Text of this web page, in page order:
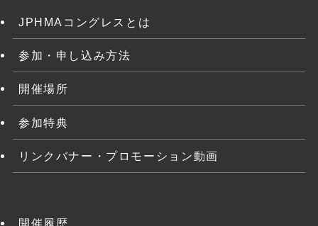
JPHMAコングレスとは
参加・申し込み方法
開催場所
参加特典
リンクバナー・プロモーション動画
開催履歴